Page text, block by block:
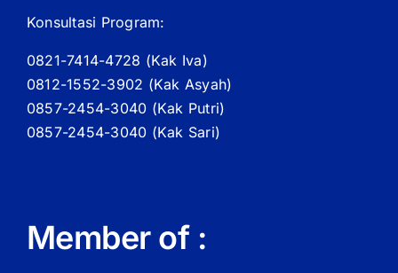
Konsultasi Program:
0821-7414-4728 (Kak Iva)
0812-1552-3902 (Kak Asyah)
0857-2454-3040 (Kak Putri)
0857-2454-3040 (Kak Sari)
Member of :